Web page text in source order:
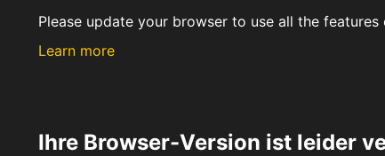
Please update your browser to use all the
Learn more
Ihre Browser-Version ist leider